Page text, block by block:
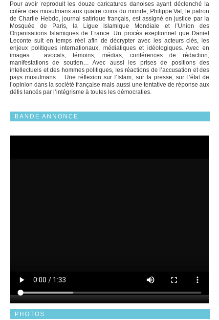
Pour avoir reproduit les douze caricatures danoises ayant déclenché la
colère des musulmans aux quatre coins du monde, Philippe Val, le patron
de Charlie Hebdo, journal satirique français, est assigné en justice par la
Mosquée de Paris, la Ligue Islamique Mondiale et l’Union des
Organisations Islamiques de France. Un procès exeptionnel que Daniel
Leconte suit en temps réel afin de décrypter avec les acteurs clés, les
enjeux politiques internationaux, médiatiques et idéologiques. Avec en
images : avocats, témoins, médias, conférences de rédaction,
manifestations de soutien… Avec aussi les prises de positions des
intellectuels et des hommes politiques, les réactions de l’accusation et des
pays musulmans… Une réflexion sur l’Islam, sur la presse, sur l’état de
l’opinion dans la société française mais aussi une tentative de réponse aux
défis lancés par l’intégrisme à toutes les démocraties.
BANDE ANNONCE
PHOTOS